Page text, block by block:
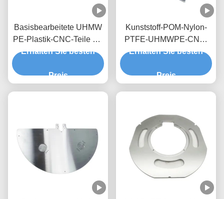
Basisbearbeitete UHMW
PE-Plastik-CNC-Teile mit
individueller Farbe und
Erhalten Sie besten
Preis
Kunststoff-POM-Nylon-
PTFE-UHMWPE-CNC-
Bearbeitungsteile für alle
Erhalten Sie besten
Preis